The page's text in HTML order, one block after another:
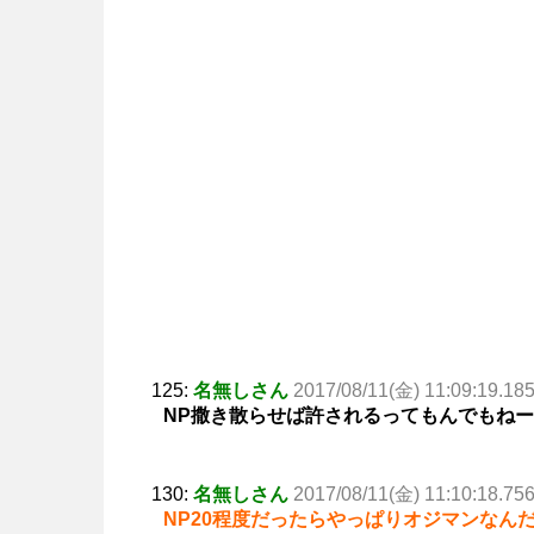
125: 名無しさん 2017/08/11(金) 11:09:19.185
NP撒き散らせば許されるってもんでもね
130: 名無しさん 2017/08/11(金) 11:10:18.756
NP20程度だったらやっぱりオジマンなん